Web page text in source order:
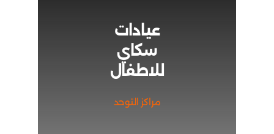
عيادات
سكاي
للاطفال
مراكز التوحد